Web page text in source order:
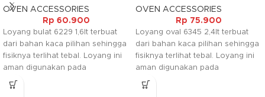
OVEN ACCESSORIES
Rp 60.900
Loyang bulat 6229 1,6lt terbuat
dari bahan kaca pilihan sehingga
fisiknya terlihat tebal. Loyang ini
aman digunakan pada
microwave, oven dan pencuci
piring elektrik. Loyang ini
OVEN ACCESSORIES
Rp 75.900
Loyang oval 6345 2,4lt terbuat
dari bahan kaca pilihan sehingga
fisiknya terlihat tebal. Loyang ini
aman digunakan pada
microwave, oven dan pencuci
piring elektrik. Loyang ini